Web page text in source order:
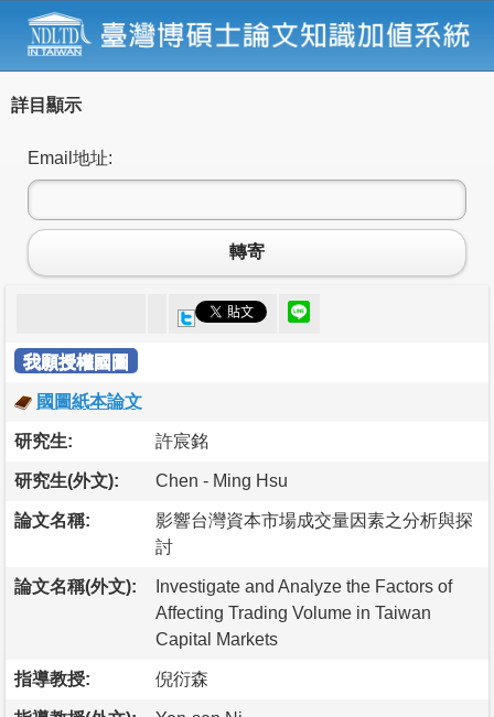
詳目顯示
Email地址:
轉寄
我願授權國圖
國圖紙本論文
研究生: 許宸銘
研究生(外文): Chen - Ming Hsu
論文名稱:
影響台灣資本市場成交量因素之分析與探
討
論文名稱(外文):
Investigate and Analyze the Factors of
Affecting Trading Volume in Taiwan
Capital Markets
指導教授: 倪衍森